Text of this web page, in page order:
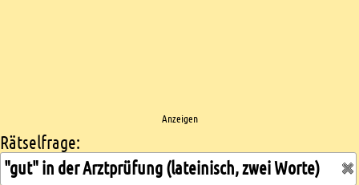
Anzeigen
Kreuzworträtsel suchen
Rätselfrage: